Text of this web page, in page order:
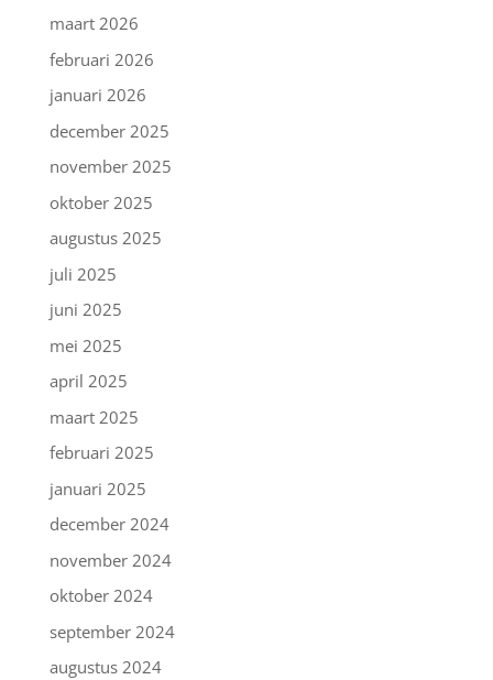
maart 2026
februari 2026
januari 2026
december 2025
november 2025
oktober 2025
augustus 2025
juli 2025
juni 2025
mei 2025
april 2025
maart 2025
februari 2025
januari 2025
december 2024
november 2024
oktober 2024
september 2024
augustus 2024